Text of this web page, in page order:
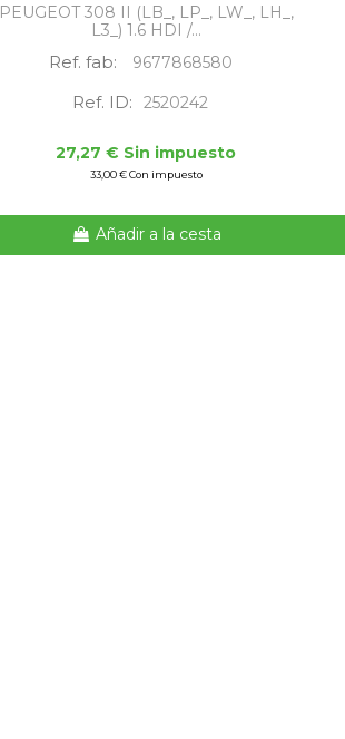
PEUGEOT 308 II (LB_, LP_, LW_, LH_,
L3_) 1.6 HDI /...
Ref. fab: 9677868580
Ref. ID: 2520242
27,27 € Sin impuesto
33,00 € Con impuesto
Añadir a la cesta